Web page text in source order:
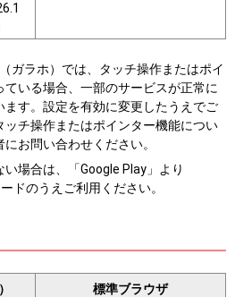
ガラホ）では、タッチ操作またはポイ
ている場合、一部のサービスが正常に
す。設定を有効に変更したうえでご
チ操作またはポインター機能につい
お問い合わせください。
場合は、「Google Play」より
ドのうえご利用ください。
標準ブラウザ